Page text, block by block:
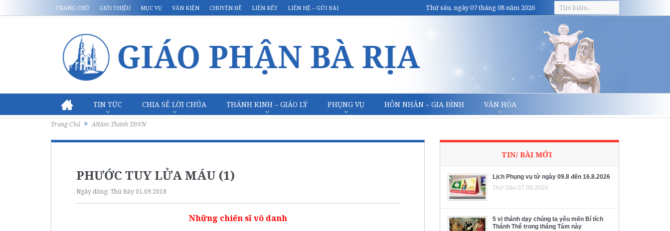
TRANG CHỦ GIỚI THIỆU MỤC VỤ VĂN KIỆN CHUYÊN ĐỀ LIÊN KẾT LIÊN HỆ – GỬI BÀI Thứ sáu, ngày 07 tháng 08 năm 2026
TIN TỨC CHIA SẺ LỜI CHÚA THÁNH KINH – GIÁO LÝ PHỤNG VỤ HÔN NHÂN – GIA ĐÌNH VĂN HÓA
Trang Chủ ANăm Thánh TĐVN
PHƯỚC TUY LỬA MÁU (1)
Ngày đăng: Thứ Bảy 01.09.2018
Những chiến sĩ vô danh
TIN/ BÀI MỚI
Lịch Phụng vụ từ ngày 09.8 đến 16.8.2026
Thứ Sáu 07.08.2026
5 vị thánh dạy chúng ta yêu mến Bí tích
Thánh Thể trong tháng Tám này